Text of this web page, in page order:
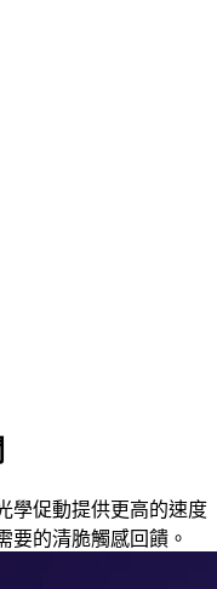
學促動提供更高的速度
要的清脆觸感回饋。